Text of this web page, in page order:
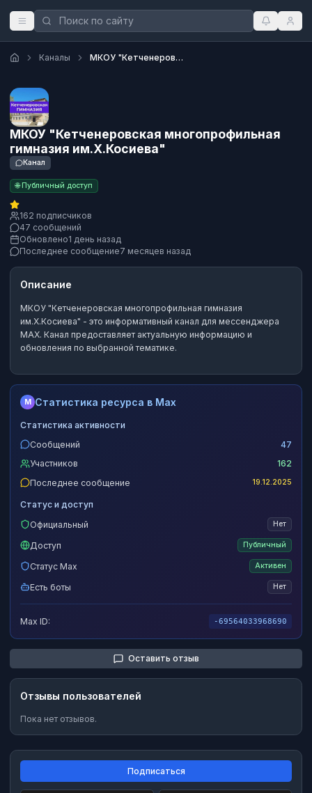
Каналы МКОУ "Кетченеровская многопрофильная гимназия им.Х.Косиева"
МКОУ "Кетченеровская многопрофильная
гимназия им.Х.Косиева"
Канал
🌐 Публичный доступ
162 подписчиков
47 сообщений
Обновлено1 день назад
Последнее сообщение7 месяцев назад
Описание
МКОУ "Кетченеровская многопрофильная гимназия
им.Х.Косиева" - это информативный канал для мессенджера
MAX. Канал предоставляет актуальную информацию и
обновления по выбранной тематике.
M Статистика ресурса в Max
Статистика активности
Сообщений
47
Участников
162
Последнее сообщение
19.12.2025
Статус и доступ
Официальный
Нет
Доступ Публичный
Статус Max Активен
Есть боты Нет
Max ID: -69564033968690
Оставить отзыв
Отзывы пользователей
Пока нет отзывов.
Подписаться